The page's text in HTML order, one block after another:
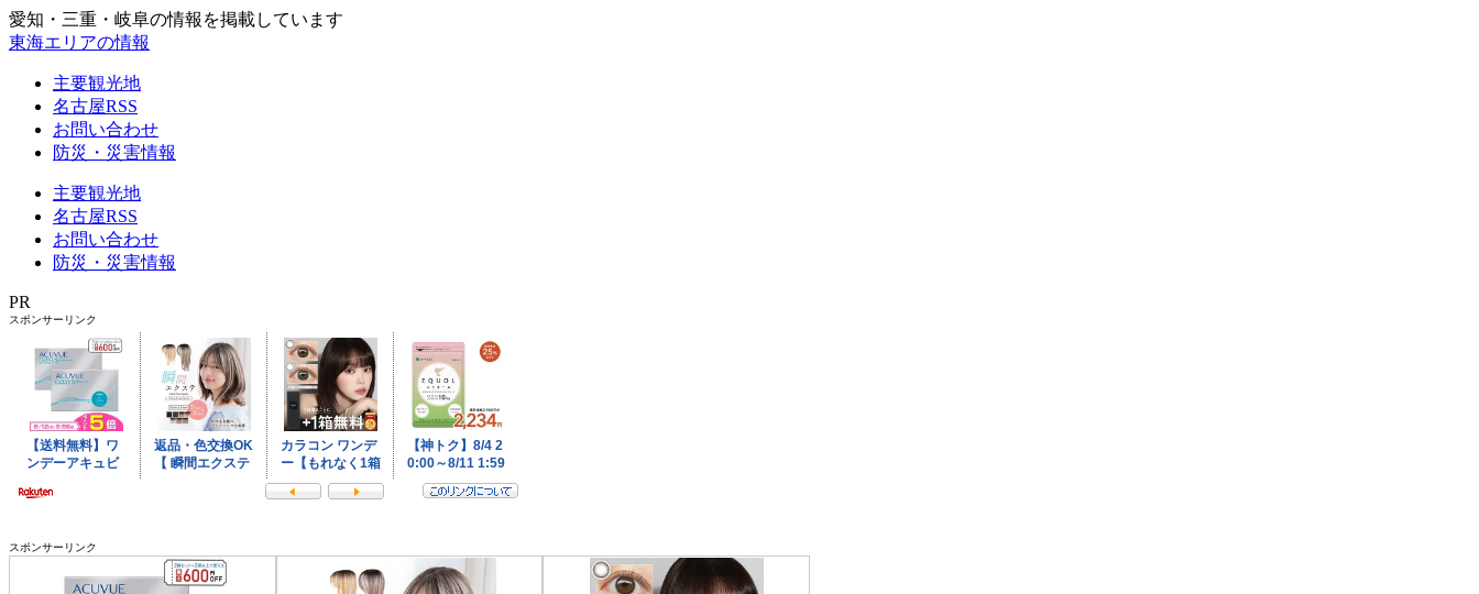
愛知・三重・岐阜の情報を掲載しています
東海エリアの情報
主要観光地
名古屋RSS
お問い合わせ
防災・災害情報
主要観光地
名古屋RSS
お問い合わせ
防災・災害情報
PR
スポンサーリンク
スポンサーリンク